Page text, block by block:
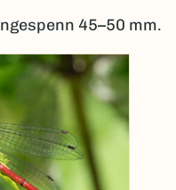
45–50 mm.